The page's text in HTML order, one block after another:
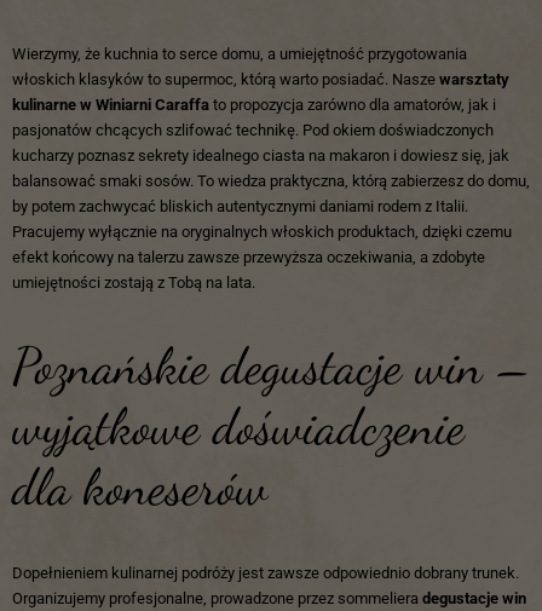
Wierzymy, że kuchnia to serce domu, a umiejętność przygotowania
włoskich klasyków to supermoc, którą warto posiadać. Nasze warsztaty
kulinarne w Winiarni Caraffa to propozycja zarówno dla amatorów, jak i
pasjonatów chcących szlifować technikę. Pod okiem doświadczonych
kucharzy poznasz sekrety idealnego ciasta na makaron i dowiesz się, jak
balansować smaki sosów. To wiedza praktyczna, którą zabierzesz do domu,
by potem zachwycać bliskich autentycznymi daniami rodem z Italii.
Pracujemy wyłącznie na oryginalnych włoskich produktach, dzięki czemu
efekt końcowy na talerzu zawsze przewyższa oczekiwania, a zdobyte
umiejętności zostają z Tobą na lata.
Poznańskie degustacje win –
wyjątkowe doświadczenie
dla koneserów
Dopełnieniem kulinarnej podróży jest zawsze odpowiednio dobrany trunek.
Organizujemy profesjonalne, prowadzone przez sommeliera degustacje win